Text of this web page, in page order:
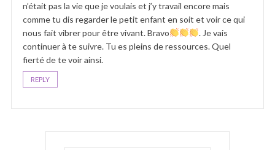
n’était pas la vie que je voulais et j’y travail encore mais
comme tu dis regarder le petit enfant en soit et voir ce qui
nous fait vibrer pour être vivant. Bravo
. Je vais
continuer à te suivre. Tu es pleins de ressources. Quel
fierté de te voir ainsi.
REPLY